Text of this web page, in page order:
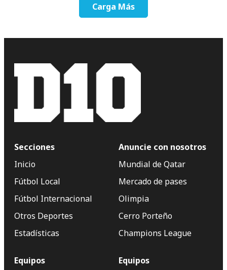
Carga Más
Secciones
Inicio
Fútbol Local
Fútbol Internacional
Otros Deportes
Estadísticas
Anuncie con nosotros
Mundial de Qatar
Mercado de pases
Olimpia
Cerro Porteño
Champions League
Equipos
Equipos